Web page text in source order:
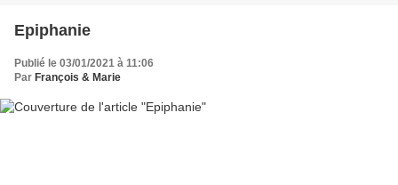
Epiphanie
Publié le 03/01/2021 à 11:06
Par François & Marie